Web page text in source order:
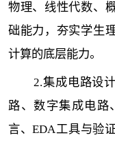
物理、线性代数、
础能力，夯实学生
计算的底层能力。
2.集成电路设
路、数字集成电路
言、EDA工具与验